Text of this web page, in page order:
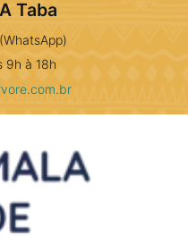
Taba
9h à 18h